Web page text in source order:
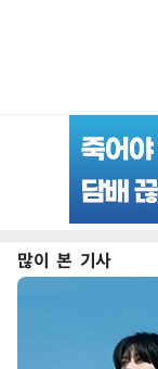
많이 본 기사